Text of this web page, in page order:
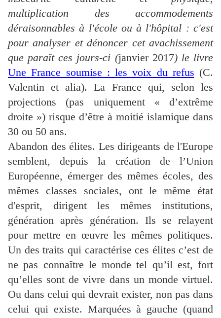
multiplication des accommodements
déraisonnables à l'école ou à l'hôpital : c'est
pour analyser et dénoncer cet avachissement
que paraît ces jours-ci (janvier 2017) le livre
Une France soumise : les voix du refus (C.
Valentin et alia). La France qui, selon les
projections (pas uniquement « d’extrême
droite ») risque d’être à moitié islamique dans
30 ou 50 ans.
Abandon des élites. Les dirigeants de l'Europe
semblent, depuis la création de l’Union
Européenne, émerger des mêmes écoles, des
mêmes classes sociales, ont le même état
d'esprit, dirigent les mêmes institutions,
génération après génération. Ils se relayent
pour mettre en œuvre les mêmes politiques.
Un des traits qui caractérise ces élites c’est de
ne pas connaître le monde tel qu’il est, fort
qu’elles sont de vivre dans un monde virtuel.
Ou dans celui qui devrait exister, non pas dans
celui qui existe. Marquées à gauche (quand